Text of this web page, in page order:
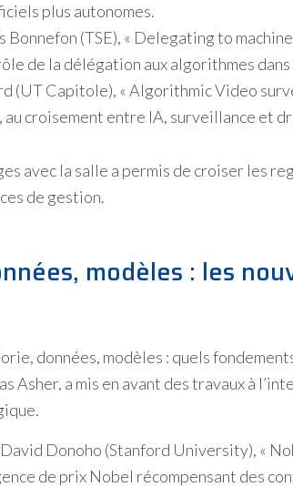
plus autonomes.
Bonnefon (TSE), « Delegating to
de la délégation aux algorithmes
(UT Capitole), « Algorithmic Video
au croisement entre IA, surveillance et
avec la salle a permis de croiser les
de gestion.
modèles : les
données, modèles : quels
Asher, a mis en avant des travaux à
Donoho (Stanford University), «
de prix Nobel récompensant des